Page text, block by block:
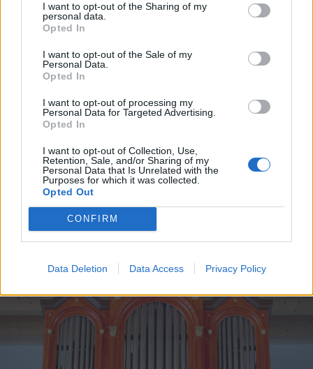
I want to opt-out of the Sharing of my
personal data.
Opted In
I want to opt-out of the Sale of my
Personal Data.
Opted In
I want to opt-out of processing my
Personal Data for Targeted Advertising.
Opted In
I want to opt-out of Collection, Use,
Retention, Sale, and/or Sharing of my
Personal Data that Is Unrelated with the
Purposes for which it was collected.
Opted Out
CONFIRM
Data Deletion Data Access Privacy Policy
(újra)tervezésre utal, a térkövek a
látványt és kényelmet egyként
szolgálják.
Pap Zoltán
székelyudvarhelyi
orgonaépítő műhelyében
készült az új orgona.